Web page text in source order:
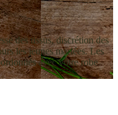
des tissus, discrétion des
les jeunes mariées. Les
avec votre robe